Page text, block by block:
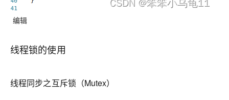
编辑
线程锁的使用
线程同步之互斥锁（Mutex）